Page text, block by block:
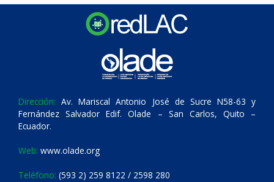
Dirección: Av. Mariscal Antonio José de Sucre N58-63 y
Fernández Salvador Edif. Olade – San Carlos, Quito –
Ecuador.
Web: www.olade.org
Teléfono: (593 2) 259 8122 / 2598 280